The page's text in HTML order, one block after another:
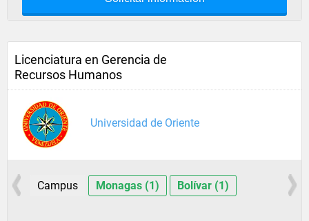
Licenciatura en Gerencia de
Recursos Humanos
Universidad de Oriente
Campus Monagas (1) Bolívar (1)